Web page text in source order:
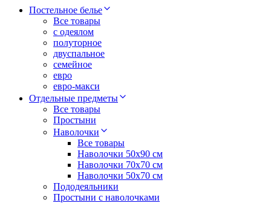
Постельное белье
Все товары
с одеялом
полуторное
двуспальное
семейное
евро
евро-макси
Отдельные предметы
Все товары
Простыни
Наволочки
Все товары
Наволочки 50x90 см
Наволочки 70x70 cм
Наволочки 50х70 см
Пододеяльники
Простыни с наволочками